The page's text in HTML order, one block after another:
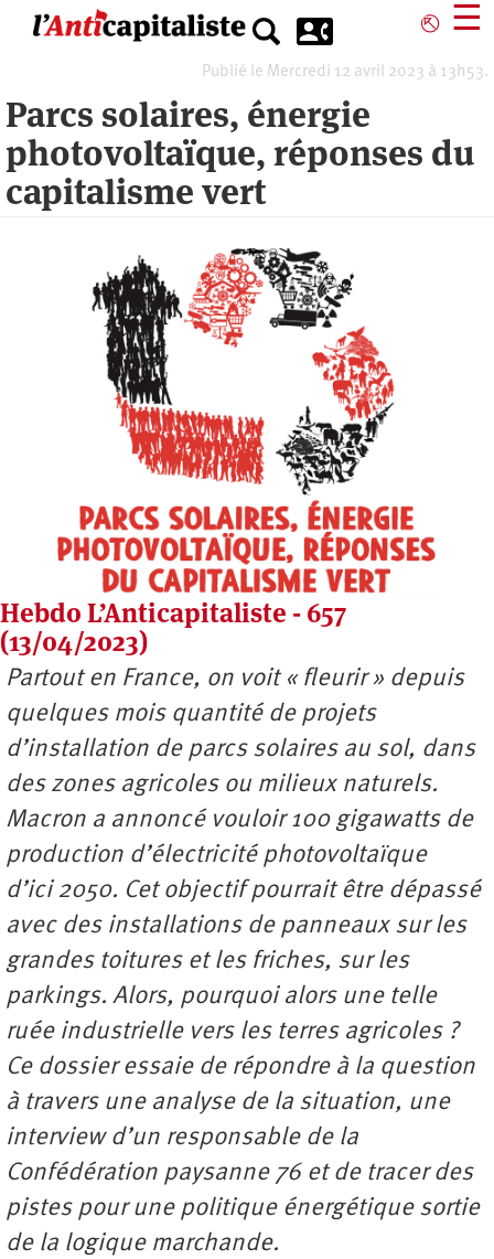
⎋ ☰
Publié le Mercredi 12 avril 2023 à 13h53.
Parcs solaires, énergie
photovoltaïque, réponses du
capitalisme vert
Hebdo L’Anticapitaliste - 657
(13/04/2023)
Partout en France, on voit « fleurir » depuis
quelques mois quantité de projets
d’installation de parcs solaires au sol, dans
des zones agricoles ou milieux naturels.
Macron a annoncé vouloir 100 gigawatts de
production d’électricité photovoltaïque
d’ici 2050. Cet objectif pourrait être dépassé
avec des installations de panneaux sur les
grandes toitures et les friches, sur les
parkings. Alors, pourquoi alors une telle
ruée industrielle vers les terres agricoles ?
Ce dossier essaie de répondre à la question
à travers une analyse de la situation, une
interview d’un responsable de la
Confédération paysanne 76 et de tracer des
pistes pour une politique énergétique sortie
de la logique marchande.